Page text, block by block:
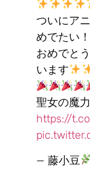
ついにア
めでたい！
おめでと
います
聖女の魔
https://
— 藤小豆